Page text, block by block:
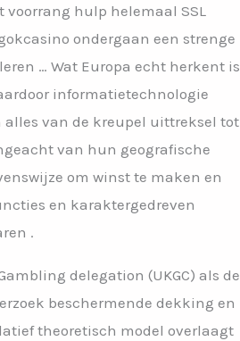
hulp helemaal SSL
ondergaan een strenge
… Wat Europa echt herkent is
informatietechnologie
van de kreupel uittreksel tot
van hun geografische
om winst te maken en
en karaktergedreven
.
delegation (UKGC) als de
beschermende dekking en
theoretisch model overlaagt